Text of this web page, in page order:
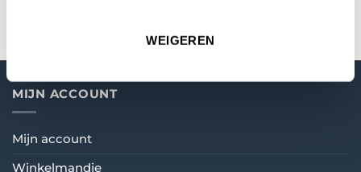
WEIGEREN
MIJN ACCOUNT
Mijn account
Winkelmandje